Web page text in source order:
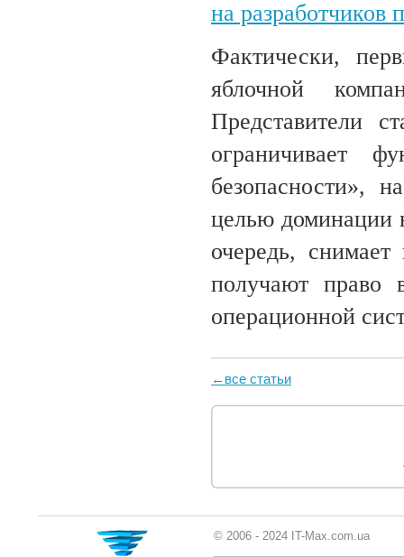
Фактически,
яблочной
Представители
ограничивает
безопасности»,
целью доминации
очередь, снимает
получают право
операционной
←все статьи
© 2006 - 2024 IT-Max.com.ua